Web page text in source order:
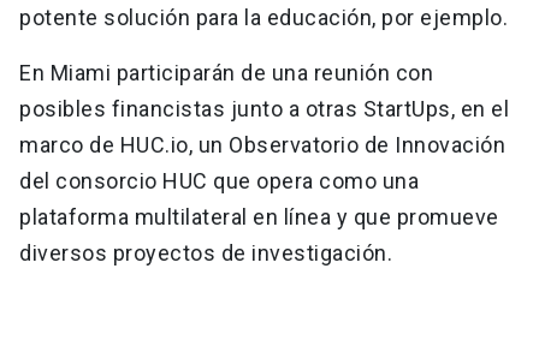
potente solución para la educación, por ejemplo.
En Miami participarán de una reunión con
posibles financistas junto a otras StartUps, en el
marco de HUC.io, un Observatorio de Innovación
del consorcio HUC que opera como una
plataforma multilateral en línea y que promueve
diversos proyectos de investigación.